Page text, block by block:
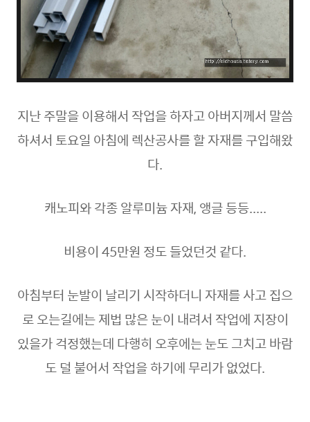
지난 주말을 이용해서 작업을 하자고 아버지께서 말씀
하셔서 토요일 아침에 렉산공사를 할 자재를 구입해왔
다.
캐노피와 각종 알루미늄 자재, 앵글 등등.....
비용이 45만원 정도 들었던것 같다.
아침부터 눈발이 날리기 시작하더니 자재를 사고 집으
로 오는길에는 제법 많은 눈이 내려서 작업에 지장이
있을가 걱정했는데 다행히 오후에는 눈도 그치고 바람
도 덜 불어서 작업을 하기에 무리가 없었다.